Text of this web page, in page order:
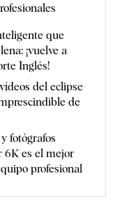
que
¡vuelve a
Inglés!
del eclipse
de
fotógrafos
6K es el mejor
profesional